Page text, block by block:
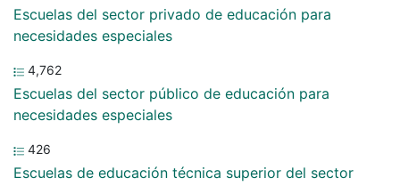
Escuelas del sector privado de educación para
necesidades especiales
4,762
Escuelas del sector público de educación para
necesidades especiales
426
Escuelas de educación técnica superior del sector